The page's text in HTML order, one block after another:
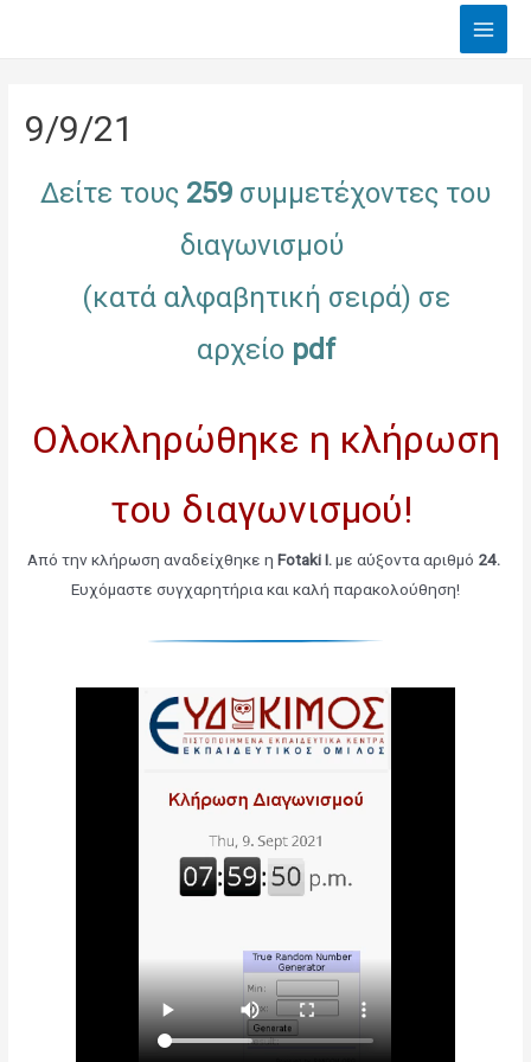
Main
9/9/21
Δείτε τους 259 συμμετέχοντες του
διαγωνισμού
(κατά αλφαβητική σειρά) σε
αρχείο pdf
Ολοκληρώθηκε η κλήρωση
του διαγωνισμού!
Από την κλήρωση αναδείχθηκε η Fotaki I.με αύξοντα αριθμό 24.
Ευχόμαστε συγχαρητήρια και καλή παρακολούθηση!